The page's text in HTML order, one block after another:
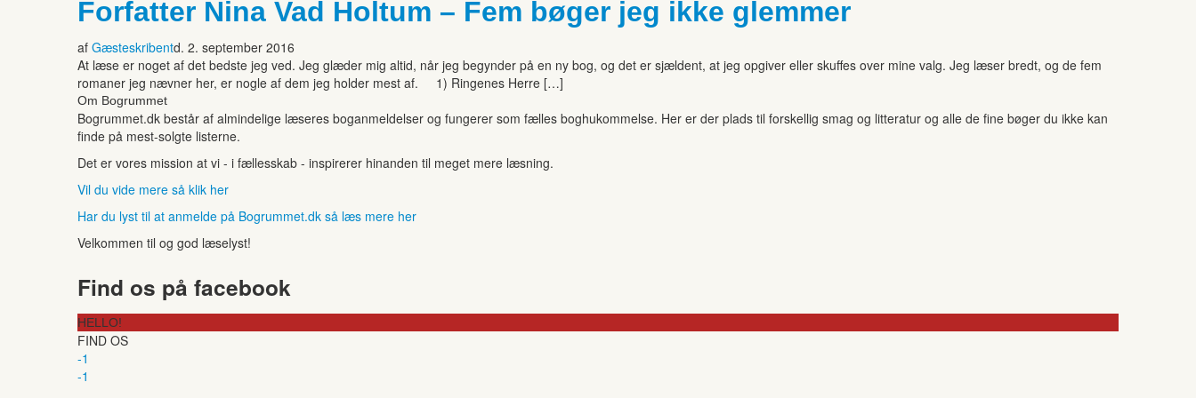
Forfatter Nina Vad Holtum – Fem bøger jeg ikke glemmer
af Gæsteskribentd. 2. september 2016
At læse er noget af det bedste jeg ved. Jeg glæder mig altid, når jeg begynder på en ny bog, og det er sjældent, at jeg opgiver eller skuffes over mine valg. Jeg læser bredt, og de fem
romaner jeg nævner her, er nogle af dem jeg holder mest af. 1) Ringenes Herre […]
Om Bogrummet
Bogrummet.dk består af almindelige læseres boganmeldelser og fungerer som fælles boghukommelse. Her er der plads til forskellig smag og litteratur og alle de fine bøger du ikke kan
finde på mest-solgte listerne.
Det er vores mission at vi - i fællesskab - inspirerer hinanden til meget mere læsning.
Vil du vide mere så klik her
Har du lyst til at anmelde på Bogrummet.dk så læs mere her
Velkommen til og god læselyst!
Find os på facebook
HELLO!
FIND OS
-1
-1